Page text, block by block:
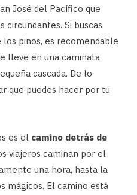
José del Pacífico que
circundantes. Si buscas
pinos, es recomendable
lleve en una caminata
cascada. De lo
que puedes hacer por tu
es el camino detrás de
viajeros caminan por el
una hora, hasta la
mágicos. El camino está